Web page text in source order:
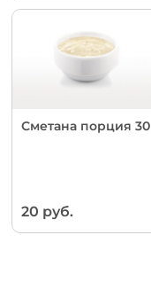
Сметана порция 30
20 руб.